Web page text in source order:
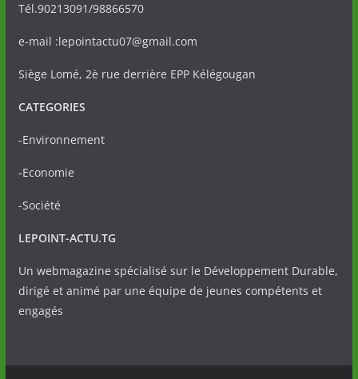
Tél.90213091/98866570
e-mail :lepointactu07@gmail.com
Siège Lomé, 2è rue derrière EPP Kélégougan
CATEGORIES
-Environnement
-Economie
-Société
LEPOINT-ACTU.TG
Un webmagazine spécialisé sur le Développement Durable,
dirigé et animé par une équipe de jeunes compétents et
engagés